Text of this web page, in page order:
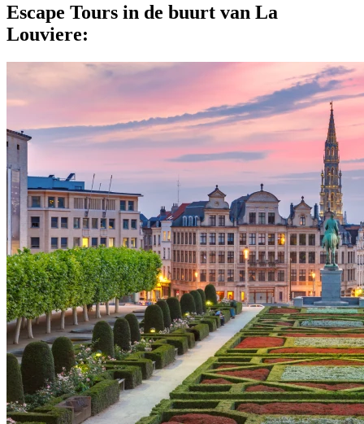
Escape Tours in de buurt van La
Louviere: